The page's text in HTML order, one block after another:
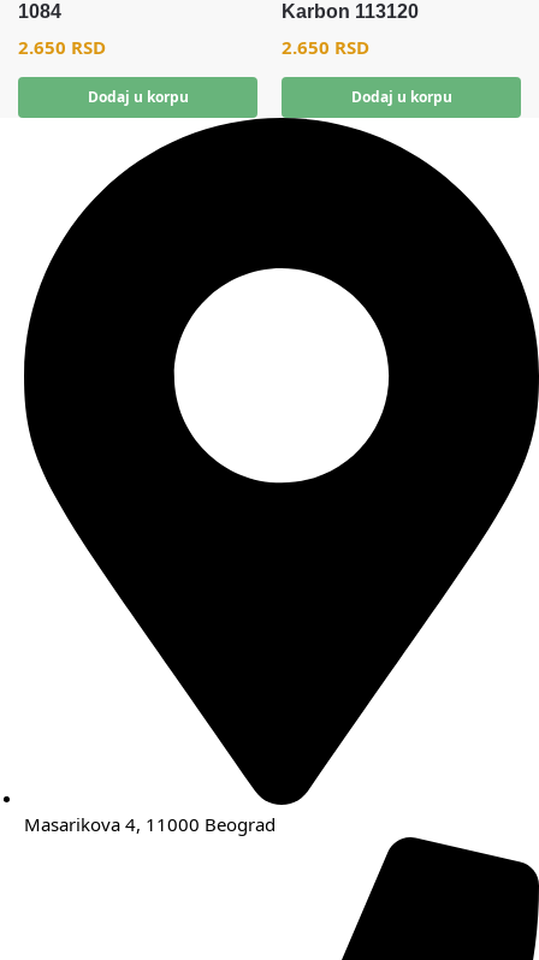
1084
2.650 RSD
Dodaj u korpu
Karbon 113120
2.650 RSD
Dodaj u korpu
Masarikova 4, 11000 Beograd